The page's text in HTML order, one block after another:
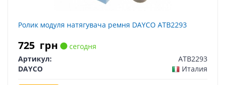
Ролик модуля натягувача ремня DAYCO ATB2293
725 грн
сегодня
Артикул:
ATB2293
DAYCO
Италия